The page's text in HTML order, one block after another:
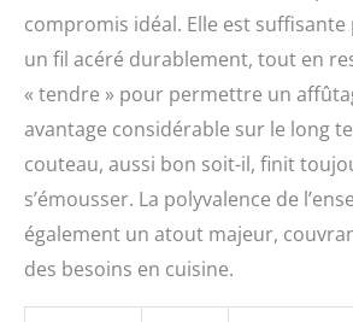
compromis idéal. Elle est
un fil acéré durablement, tout en
« tendre » pour permettre un
avantage considérable sur le long
couteau, aussi bon soit-il, finit
s’émousser. La polyvalence de
également un atout majeur,
des besoins en cuisine.